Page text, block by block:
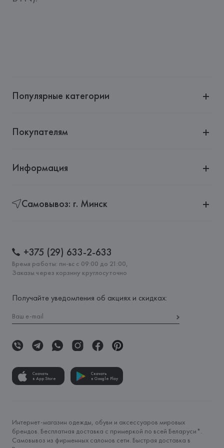
Популярные категории
Покупателям
Информация
Самовывоз: г. Минск
+375 (29) 633-2-633
Время работы: пн-вс с 09:00 до 21:00,
Заказы через корзину круглосуточно
Получайте уведомления об акциях и скидках:
Скачать
в App Store
Скачать
в Google Play
Интернет-магазин одежды, обуви и аксессуаров мировых
брендов. Бесплатная доставка с примеркой по всей Беларуси*.
Самовывоз из фирменных салонов сети. Быстрая доставка в